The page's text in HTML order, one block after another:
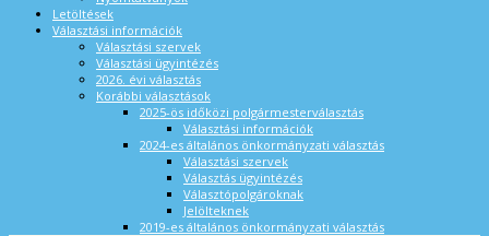
Letöltések
Választási információk
Választási szervek
Választási ügyintézés
2026. évi választás
Korábbi választások
2025-ös időközi polgármesterválasztás
Választási információk
2024-es általános önkormányzati választás
Választási szervek
Választás ügyintézés
Választópolgároknak
Jelölteknek
2019-es általános önkormányzati választás